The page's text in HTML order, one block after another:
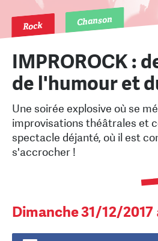
Rock Chanson
IMPROROCK :
de l'humour et
Une soirée explosive où se
improvisations théâtrales et
spectacle déjanté, où il est
s'accrocher !
Dimanche 31/12/2017